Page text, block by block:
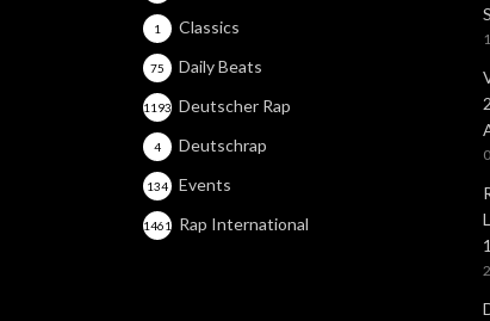
Classics
1
Daily Beats
75
Deutscher Rap
1193
Deutschrap
4
Events
134
Rap International
1461